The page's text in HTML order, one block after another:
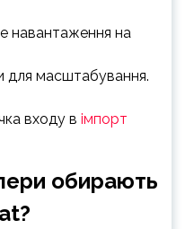
навантаження на
для масштабування.
входу в імпорт
обирають